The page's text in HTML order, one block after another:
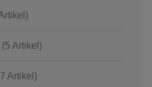
(5 Artikel)
Artikel)